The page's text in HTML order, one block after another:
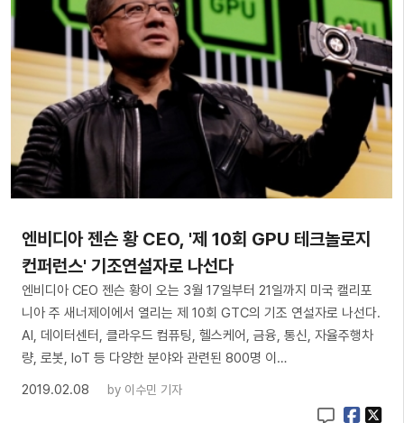
엔비디아 젠슨 황 CEO, '제 10회 GPU 테크놀로지
컨퍼런스' 기조연설자로 나선다
엔비디아 CEO 젠슨 황이 오는 3월 17일부터 21일까지 미국 캘리포
니아 주 새너제이에서 열리는 제 10회 GTC의 기조 연설자로 나선다.
AI, 데이터센터, 클라우드 컴퓨팅, 헬스케어, 금융, 통신, 자율주행차
량, 로봇, IoT 등 다양한 분야와 관련된 800명 이…
2019.02.08
by 이수민 기자